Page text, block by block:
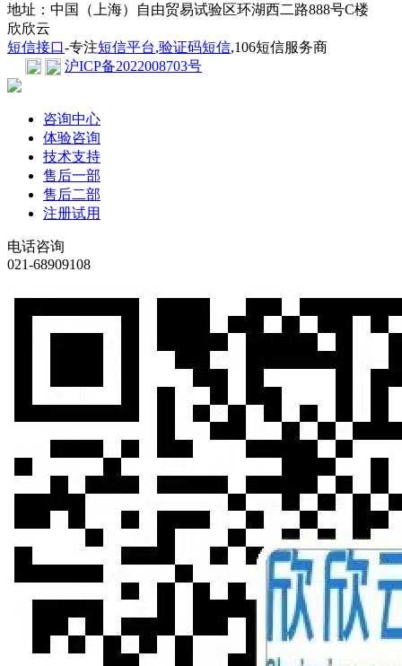
地址：中国（上海）自由贸易试验区环湖西二路888号C楼
欣欣云
短信接口-专注短信平台,验证码短信,106短信服务商
沪ICP备2022008703号
咨询中心
体验咨询
技术支持
售后一部
售后二部
注册试用
电话咨询
021-68909108